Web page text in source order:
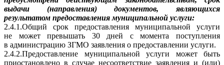
выдачи (направления) документов, являющихся
результатом предоставления муниципальной услуги:
2.4.1.Общий срок предоставления муниципальной услуги
не может превышать 30 дней с момента поступления
в администрацию ЗГМО заявления о предоставлении услуги.
2.4.2.Предоставление муниципальной услуги может быть
приостановлено в случае несоответствие заявления и (или)